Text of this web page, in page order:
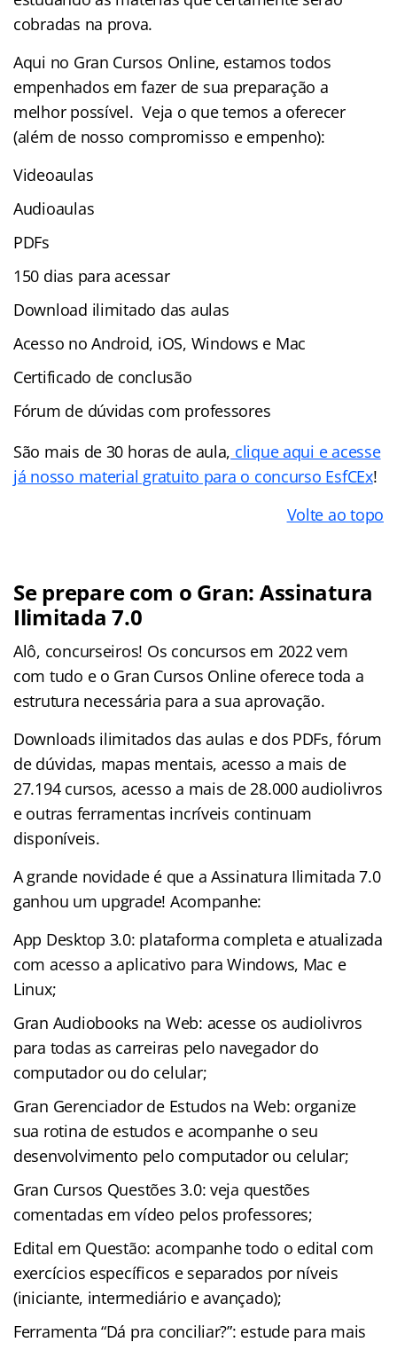
cobradas na prova.
Aqui no Gran Cursos Online, estamos todos
empenhados em fazer de sua preparação a
melhor possível. Veja o que temos a oferecer
(além de nosso compromisso e empenho):
Videoaulas
Audioaulas
PDFs
150 dias para acessar
Download ilimitado das aulas
Acesso no Android, iOS, Windows e Mac
Certificado de conclusão
Fórum de dúvidas com professores
São mais de 30 horas de aula, clique aqui e acesse
já nosso material gratuito para o concurso EsfCEx!
Volte ao topo
Se prepare com o Gran: Assinatura
Ilimitada 7.0
Alô, concurseiros! Os concursos em 2022 vem
com tudo e o Gran Cursos Online oferece toda a
estrutura necessária para a sua aprovação.
Downloads ilimitados das aulas e dos PDFs, fórum
de dúvidas, mapas mentais, acesso a mais de
27.194 cursos, acesso a mais de 28.000 audiolivros
e outras ferramentas incríveis continuam
disponíveis.
A grande novidade é que a Assinatura Ilimitada 7.0
ganhou um upgrade! Acompanhe:
App Desktop 3.0: plataforma completa e atualizada
com acesso a aplicativo para Windows, Mac e
Linux;
Gran Audiobooks na Web: acesse os audiolivros
para todas as carreiras pelo navegador do
computador ou do celular;
Gran Gerenciador de Estudos na Web: organize
sua rotina de estudos e acompanhe o seu
desenvolvimento pelo computador ou celular;
Gran Cursos Questões 3.0: veja questões
comentadas em vídeo pelos professores;
Edital em Questão: acompanhe todo o edital com
exercícios específicos e separados por níveis
(iniciante, intermediário e avançado);
Ferramenta “Dá pra conciliar?”: estude para mais